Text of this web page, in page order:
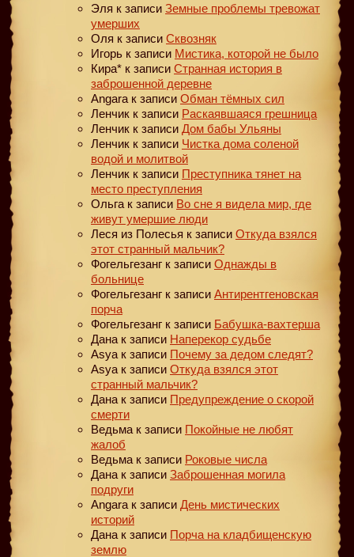
Эля к записи Земные проблемы тревожат
умерших
Оля к записи Сквозняк
Игорь к записи Мистика, которой не было
Кира* к записи Странная история в
заброшенной деревне
Angara к записи Обман тёмных сил
Ленчик к записи Раскаявшаяся грешница
Ленчик к записи Дом бабы Ульяны
Ленчик к записи Чистка дома соленой
водой и молитвой
Ленчик к записи Преступника тянет на
место преступления
Ольга к записи Во сне я видела мир, где
живут умершие люди
Леся из Полесья к записи Откуда взялся
этот странный мальчик?
Фогельгезанг к записи Однажды в
больнице
Фогельгезанг к записи Антирентгеновская
порча
Фогельгезанг к записи Бабушка-вахтерша
Дана к записи Наперекор судьбе
Asya к записи Почему за дедом следят?
Asya к записи Откуда взялся этот
странный мальчик?
Дана к записи Предупреждение о скорой
смерти
Ведьма к записи Покойные не любят
жалоб
Ведьма к записи Роковые числа
Дана к записи Заброшенная могила
подруги
Angara к записи День мистических
историй
Дана к записи Порча на кладбищенскую
землю